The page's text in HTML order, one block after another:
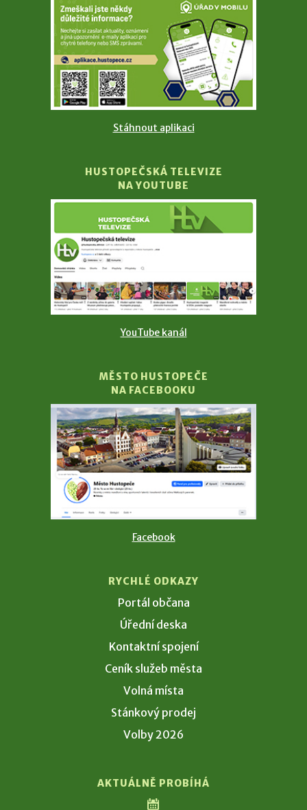
Stáhnout aplikaci
HUSTOPEČSKÁ TELEVIZE
NA YOUTUBE
YouTube kanál
MĚSTO HUSTOPEČE
NA FACEBOOKU
Facebook
RYCHLÉ ODKAZY
Portál občana
Úřední deska
Kontaktní spojení
Ceník služeb města
Volná místa
Stánkový prodej
Volby 2026
AKTUÁLNĚ PROBÍHÁ